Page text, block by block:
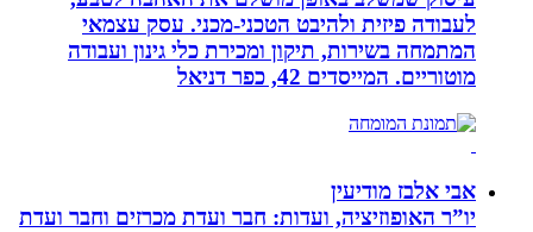
לעבודה פיזית ולהיבט הטכני-מכני. עסק עצמאי
המתמחה בשירות, תיקון ומכירת כלי גינון ועבודה
מוטוריים. המייסדים 42, כפר דניאל
אבי אלבז מודיעין
יו”ר האופוזיציה, ועדות: חבר ועדת מכרזים וחבר ועדת